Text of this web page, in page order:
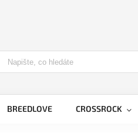
BREEDLOVE CROSSROCK